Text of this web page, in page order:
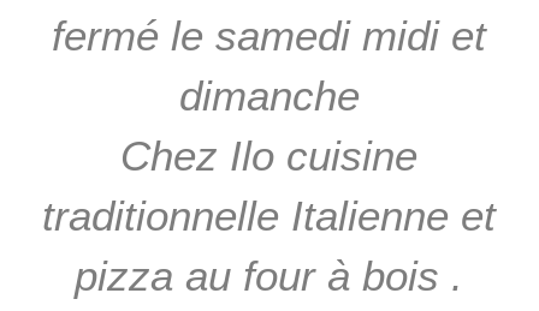
fermé le samedi midi et
dimanche
Chez Ilo cuisine
traditionnelle Italienne et
pizza au four à bois .